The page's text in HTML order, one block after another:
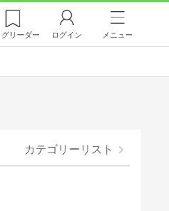
グリーダー ログイン メニュー
カテゴリーリスト